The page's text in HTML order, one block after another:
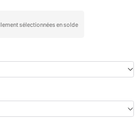
sélectionnées en solde